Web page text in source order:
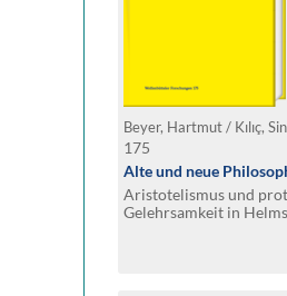
175
Alte und neue
Aristotelismus und
Gelehrsamkeit in